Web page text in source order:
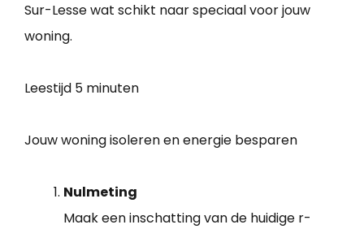
Sur-Lesse wat schikt naar speciaal voor jouw
woning.
Leestijd 5 minuten
Jouw woning isoleren en energie besparen
Nulmeting
Maak een inschatting van de huidige r-